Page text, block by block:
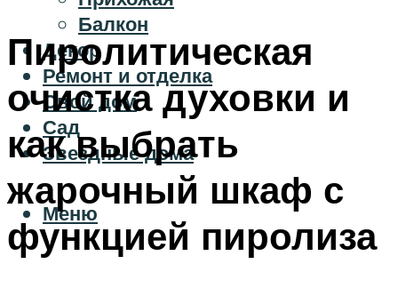
Балкон
Декор
Ремонт и отделка
Свой дом
Сад
Звездные дома
Меню
Пиролитическая
очистка духовки и
как выбрать
жарочный шкаф с
функцией пиролиза